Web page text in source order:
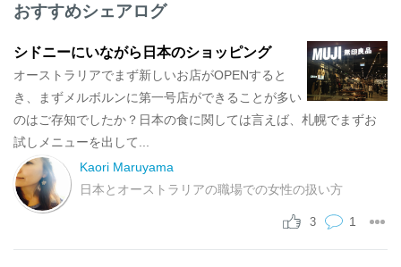
おすすめシェアログ
シドニーにいながら日本のショッピング
オーストラリアでまず新しいお店がOPENすると
き、まずメルボルンに第一号店ができることが多い
のはご存知でしたか？日本の食に関しては言えば、札幌でまずお
試しメニューを出して...
Kaori Maruyama
日本とオーストラリアの職場での女性の扱い方
1
3